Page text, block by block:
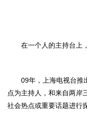
在一个人的主持台上
09年，上海电视台推
点为主持人，和来自两岸
社会热点或重要话题进行